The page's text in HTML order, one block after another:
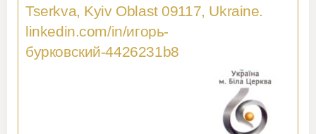
Tserkva, Kyiv Oblast 09117, Ukraine.
linkedin.com/in/игорь-
бурковский-4426231b8